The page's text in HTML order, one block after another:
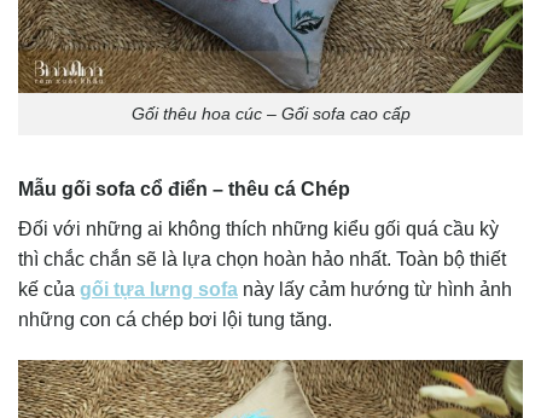
Gối thêu hoa cúc – Gối sofa cao cấp
Mẫu gối sofa cổ điển – thêu cá Chép
Đối với những ai không thích những kiểu gối quá cầu kỳ
thì chắc chắn sẽ là lựa chọn hoàn hảo nhất. Toàn bộ thiết
kế của gối tựa lưng sofa này lấy cảm hướng từ hình ảnh
những con cá chép bơi lội tung tăng.